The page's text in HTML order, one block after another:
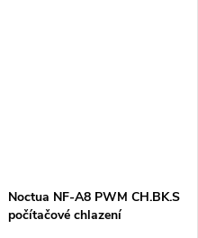
Noctua NF-A8 PWM CH.BK.S
počítačové chlazení